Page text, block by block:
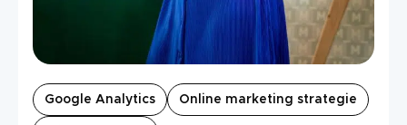
Google Analytics Online marketing strategie